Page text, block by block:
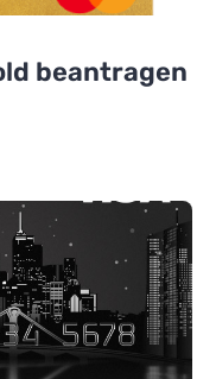
beantragen